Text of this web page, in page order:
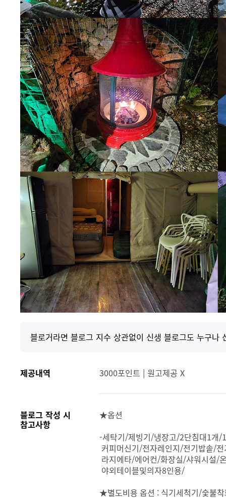
블로거라면 블로그 지수 상관없이 신생 블로그도 누구나
제공내역 3000포인트 | 원고제공 X
블로그 작성 시
참고사항
★옵션
-세탁기/제빙기/냉장고/2단침대1개/
커피머신기/전자레인지/전기밥솥/
라지에타/에어컨/화장실/샤워시설/
야외테이블및의자8인용/
★별도비용 옵션 : 식기세척기/숯불